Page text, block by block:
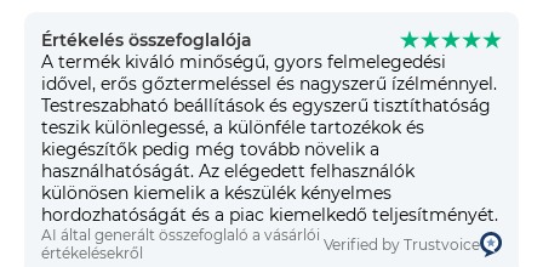
Értékelés összefoglalója
A termék kiváló minőségű, gyors felmelegedési
idővel, erős gőztermeléssel és nagyszerű ízélménnyel.
Testreszabható beállítások és egyszerű tisztíthatóság
teszik különlegessé, a különféle tartozékok és
kiegészítők pedig még tovább növelik a
használhatóságát. Az elégedett felhasználók
különösen kiemelik a készülék kényelmes
hordozhatóságát és a piac kiemelkedő teljesítményét.
AI által generált összefoglaló a vásárlói
értékelésekről
Verified by Trustvoice